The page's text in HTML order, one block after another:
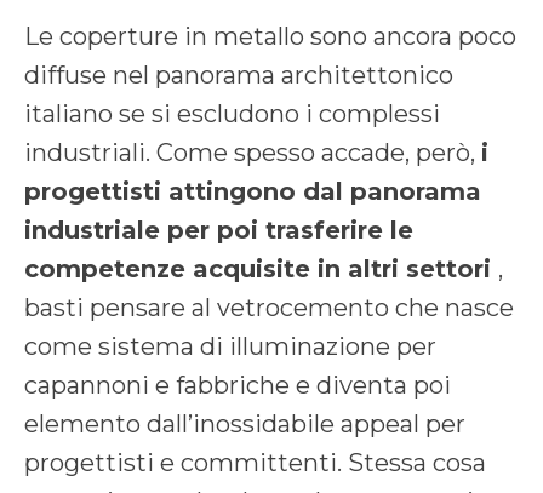
Le coperture in metallo sono ancora poco
diffuse nel panorama architettonico
italiano se si escludono i complessi
industriali. Come spesso accade, però, i
progettisti attingono dal panorama
industriale per poi trasferire le
competenze acquisite in altri settori ,
basti pensare al vetrocemento che nasce
come sistema di illuminazione per
capannoni e fabbriche e diventa poi
elemento dall’inossidabile appeal per
progettisti e committenti. Stessa cosa